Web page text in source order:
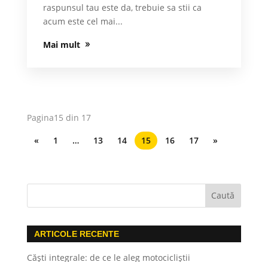
raspunsul tau este da, trebuie sa stii ca
acum este cel mai...
Mai mult
Pagina15 din 17
«
1 … 13 14 15 16 17 »
ARTICOLE RECENTE
Căști integrale: de ce le aleg motocicliștii